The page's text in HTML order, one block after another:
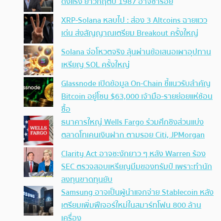
XRP-Solana หลบไป : ส่อง 3 Altcoins ฉายแวว
เด่น ส่งสัญญาณเตรียม Breakout ครั้งใหญ่
Solana จ่อโหวตจริง ลุ้นผ่านข้อเสนอเผาอุปทาน
เหรียญ SOL ครั้งใหญ่
Glassnode เปิดข้อมูล On-Chain ชี้แนวรับสำคัญ
Bitcoin อยู่โซน $63,000 เจ้ามือ-รายย่อยแห่ช้อน
ซื้อ
ธนาคารใหญ่ Wells Fargo ร่วมศึกชิงส่วนแบ่ง
ตลาดโทเคนเงินฝาก ตามรอย Citi, JPMorgan
Clarity Act อาจชะงักยาว ๆ หลัง Warren ร้อง
SEC ตรวจสอบเหรียญมีมของทรัมป์ เพราะทำนัก
ลงทุนขาดทุนยับ
Samsung อาจเป็นผู้นำแจกจ่าย Stablecoin หลัง
เตรียมเพิ่มฟีเจอร์ใหม่ในสมาร์ทโฟน 800 ล้าน
เครื่อง